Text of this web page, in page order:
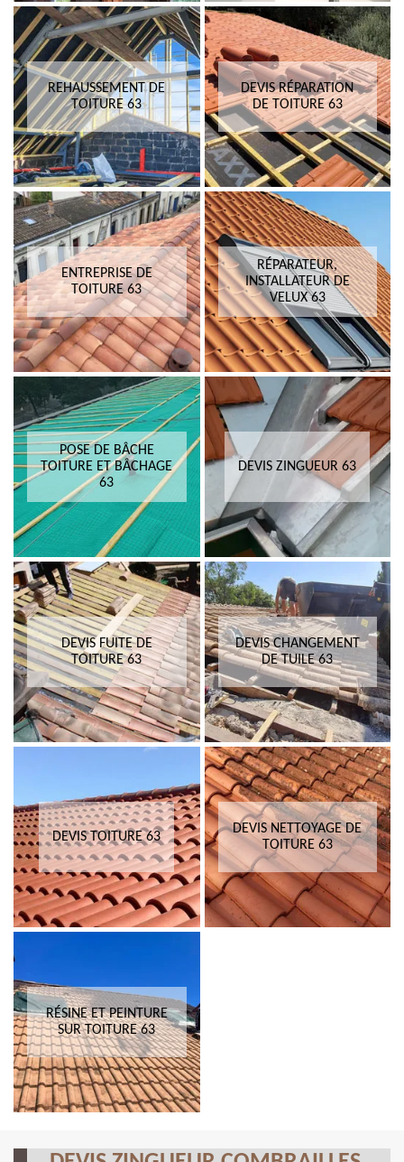
REHAUSSEMENT DE
TOITURE 63
DEVIS RÉPARATION
DE TOITURE 63
ENTREPRISE DE
TOITURE 63
RÉPARATEUR,
INSTALLATEUR DE
VELUX 63
POSE DE BÂCHE
TOITURE ET BÂCHAGE
63
DEVIS ZINGUEUR 63
DEVIS FUITE DE
TOITURE 63
DEVIS CHANGEMENT
DE TUILE 63
DEVIS TOITURE 63
DEVIS NETTOYAGE DE
TOITURE 63
RÉSINE ET PEINTURE
SUR TOITURE 63